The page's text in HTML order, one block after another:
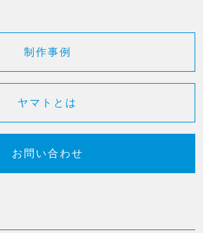
制作事例
ヤマトとは
お問い合わせ